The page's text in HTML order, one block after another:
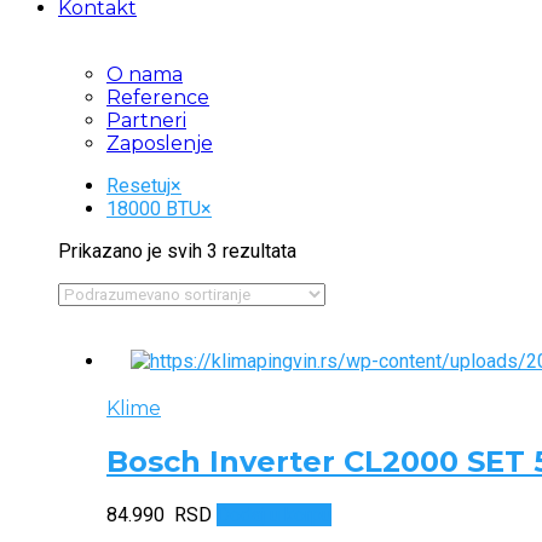
Kontakt
O nama
Reference
Partneri
Zaposlenje
Resetuj×
18000 BTU×
Prikazano je svih 3 rezultata
Klime
Bosch Inverter CL2000 SET
84.990 RSD